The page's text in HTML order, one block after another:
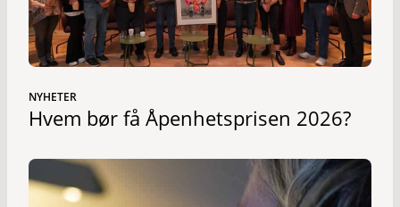
NYHETER
Hvem bør få Åpenhetsprisen 2026?